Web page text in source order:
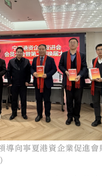
導向寧夏港資企業促進會